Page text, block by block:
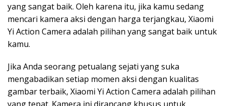
yang sangat baik. Oleh karena itu, jika kamu sedang
mencari kamera aksi dengan harga terjangkau, Xiaomi
Yi Action Camera adalah pilihan yang sangat baik untuk
kamu.
Jika Anda seorang petualang sejati yang suka
mengabadikan setiap momen aksi dengan kualitas
gambar terbaik, Xiaomi Yi Action Camera adalah pilihan